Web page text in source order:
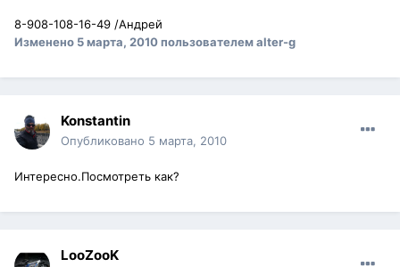
8-908-108-16-49 /Андрей
Изменено 5 марта, 2010пользователем alter-g
Konstantin
Опубликовано 5 марта, 2010
Интересно.Посмотреть как?
LooZooK